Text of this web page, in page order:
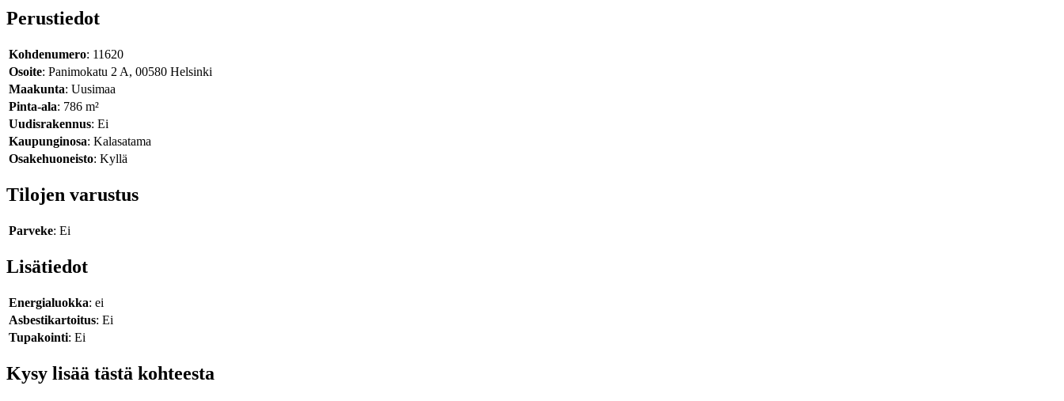
Perustiedot
Kohdenumero: 11620
Osoite: Panimokatu 2 A, 00580 Helsinki
Maakunta: Uusimaa
Pinta-ala: 786 m²
Uudisrakennus: Ei
Kaupunginosa: Kalasatama
Osakehuoneisto: Kyllä
Tilojen varustus
Parveke: Ei
Lisätiedot
Energialuokka: ei
Asbestikartoitus: Ei
Tupakointi: Ei
Kysy lisää tästä kohteesta